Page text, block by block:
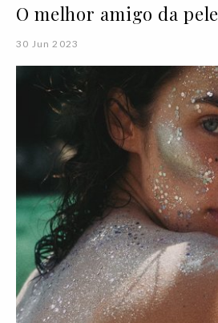
O melhor amigo da pele
30 Jun 2023